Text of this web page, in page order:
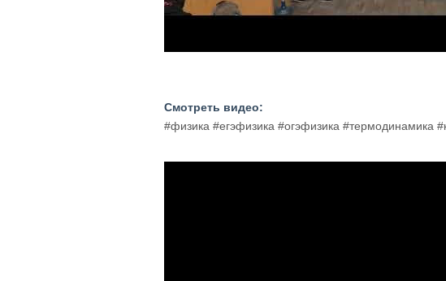
Смотреть видео:
#физика #егэфизика #огэфизика